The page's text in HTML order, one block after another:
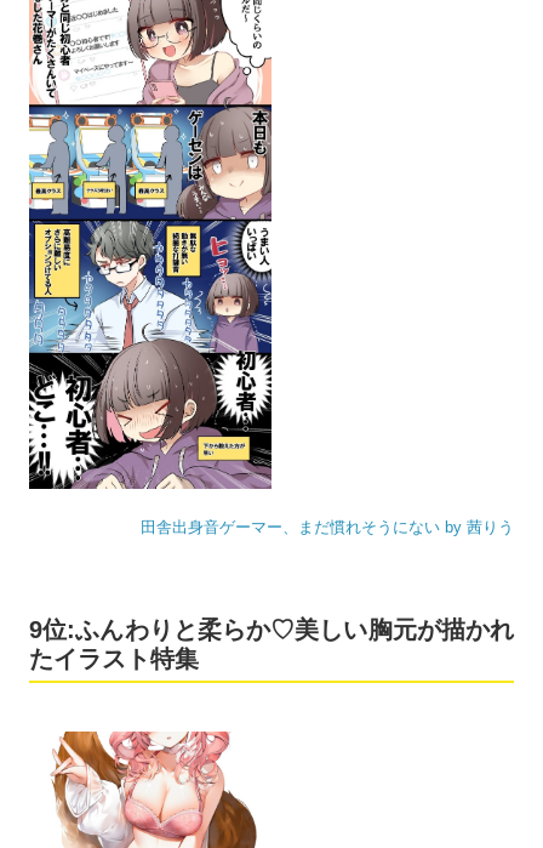
田舎出身音ゲーマー、まだ慣れそうにない by 茜りう
9位:ふんわりと柔らか♡美しい胸元が描かれ
たイラスト特集